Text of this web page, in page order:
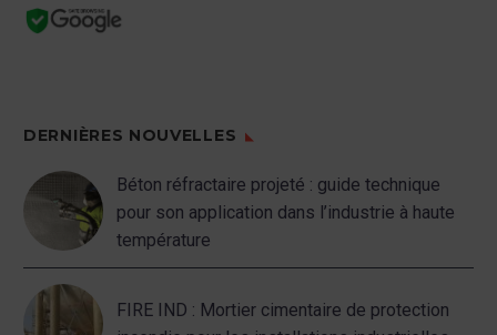
DERNIÈRES NOUVELLES
Béton réfractaire projeté : guide technique
pour son application dans l’industrie à haute
température
FIRE IND : Mortier cimentaire de protection